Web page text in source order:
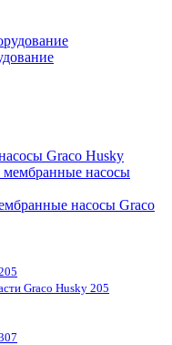
Graco Husky
насосы Graco
Graco Husky 205